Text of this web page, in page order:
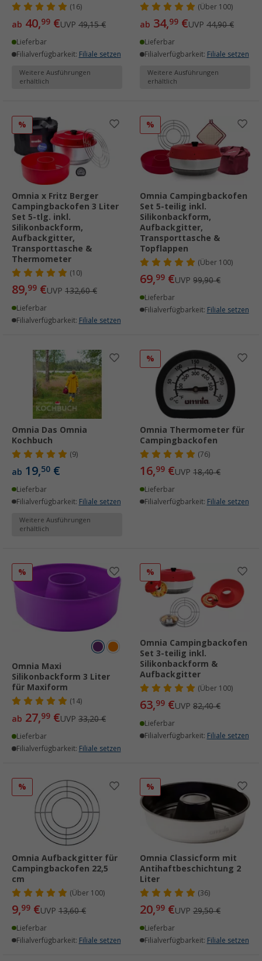
(16)
ab 40,99 €UVP 49,15 €
Lieferbar
Filialverfügbarkeit: Filiale setzen
Weitere Ausführungen
erhältlich
(Über100)
ab 34,99 €UVP 44,90 €
Lieferbar
Filialverfügbarkeit: Filiale setzen
Weitere Ausführungen
erhältlich
%
Omnia x Fritz Berger
Campingbackofen 3 Liter
Set 5-tlg. inkl.
Silikonbackform,
Aufbackgitter,
Transporttasche &
Thermometer
(10)
89,99 €UVP 132,60 €
Lieferbar
Filialverfügbarkeit: Filiale setzen
%
Omnia Campingbackofen
Set 5-teilig inkl.
Silikonbackform,
Aufbackgitter,
Transporttasche &
Topflappen
(Über100)
69,99 €UVP 99,90 €
Lieferbar
Filialverfügbarkeit: Filiale setzen
Omnia Das Omnia
Kochbuch
(9)
ab 19,50 €
Lieferbar
Filialverfügbarkeit: Filiale setzen
Weitere Ausführungen
erhältlich
%
Omnia Thermometer für
Campingbackofen
(76)
16,99 €UVP 18,40 €
Lieferbar
Filialverfügbarkeit: Filiale setzen
%
Omnia Maxi
Silikonbackform 3 Liter
für Maxiform
(14)
ab 27,99 €UVP 33,20 €
Lieferbar
Filialverfügbarkeit: Filiale setzen
%
Omnia Campingbackofen
Set 3-teilig inkl.
Silikonbackform &
Aufbackgitter
(Über100)
63,99 €UVP 82,40 €
Lieferbar
Filialverfügbarkeit: Filiale setzen
%
Omnia Aufbackgitter für
Campingbackofen 22,5
cm
(Über100)
9,99 €UVP 13,60 €
Lieferbar
Filialverfügbarkeit: Filiale setzen
%
Omnia Classicform mit
Antihaftbeschichtung 2
Liter
(36)
20,99 €UVP 29,50 €
Lieferbar
Filialverfügbarkeit: Filiale setzen